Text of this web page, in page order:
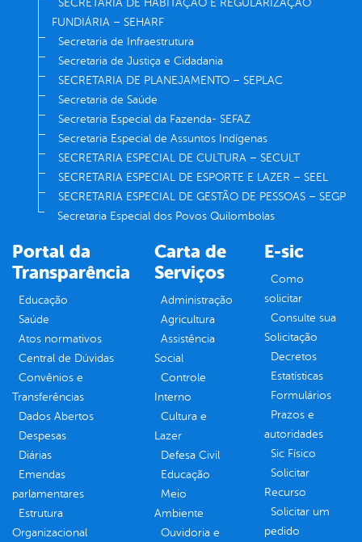
SECRETARIA DE HABITAÇÃO E REGULARIZAÇÃO
FUNDIÁRIA – SEHARF
Secretaria de Infraestrutura
Secretaria de Justiça e Cidadania
SECRETARIA DE PLANEJAMENTO – SEPLAC
Secretaria de Saúde
Secretaria Especial da Fazenda- SEFAZ
Secretaria Especial de Assuntos Indígenas
SECRETARIA ESPECIAL DE CULTURA – SECULT
SECRETARIA ESPECIAL DE ESPORTE E LAZER – SEEL
SECRETARIA ESPECIAL DE GESTÃO DE PESSOAS – SEGP
Secretaria Especial dos Povos Quilombolas
Portal da
Transparência
Educação
Saúde
Atos normativos
Central de Dúvidas
Convênios e
Transferências
Dados Abertos
Despesas
Diárias
Emendas
parlamentares
Estrutura
Organizacional
Carta de
Serviços
Administração
Agricultura
Assistência
Social
Controle
Interno
Cultura e
Lazer
Defesa Civil
Educação
Meio
Ambiente
Ouvidoria e
E-sic
Como
solicitar
Consulte sua
Solicitação
Decretos
Estatísticas
Formulários
Prazos e
autoridades
Sic Físico
Solicitar
Recurso
Solicitar um
pedido